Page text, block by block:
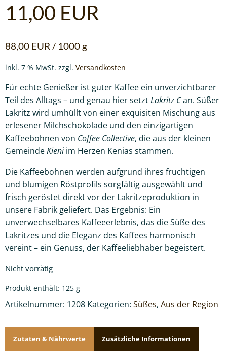
11,00 EUR
88,00 EUR / 1000 g
inkl. 7 % MwSt. zzgl. Versandkosten
Für echte Genießer ist guter Kaffee ein unverzichtbarer
Teil des Alltags – und genau hier setztLakritz Can. Süßer
Lakritz wird umhüllt von einer exquisiten Mischung aus
erlesener Milchschokolade und den einzigartigen
Kaffeebohnen von Coffee Collective, die aus der kleinen
GemeindeKieniim Herzen Kenias stammen.
Die Kaffeebohnen werden aufgrund ihres fruchtigen
und blumigen Röstprofils sorgfältig ausgewählt und
frisch geröstet direkt vor der Lakritzeproduktion in
unsere Fabrik geliefert. Das Ergebnis: Ein
unverwechselbares Kaffeeerlebnis, das die Süße des
Lakritzes und die Eleganz des Kaffees harmonisch
vereint – ein Genuss, der Kaffeeliebhaber begeistert.
Nicht vorrätig
Produkt enthält: 125 g
Artikelnummer: 1208 Kategorien: Süßes, Aus der Region
Zutaten & Nährwerte Zusätzliche Informationen